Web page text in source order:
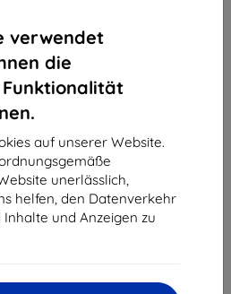
verwendet
die
auf unserer Website.
unerlässlich,
helfen, den Datenverkehr
und Anzeigen zu
«